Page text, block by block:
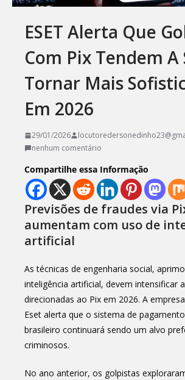
ESET Alerta Que
Com Pix Tendem A
Tornar Mais
Em 2026
29/01/2026
nenhum comentário
Compartilhe essa Informação
Previsões de fraudes via
aumentam com uso de
artificial
As técnicas de engenharia social,
inteligência artificial, devem intensificar
direcionadas ao Pix em 2026. A
Eset alerta que o sistema de
brasileiro continuará sendo um alvo
criminosos.
No ano anterior, os golpistas